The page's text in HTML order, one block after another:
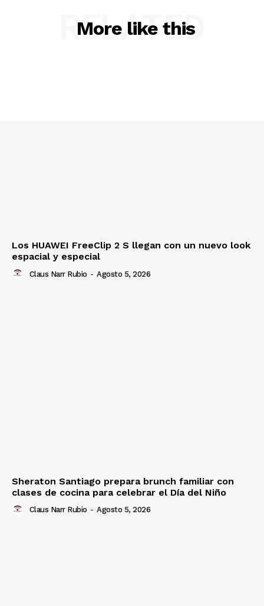
More like this
RELATED
Los HUAWEI FreeClip 2 S llegan con un nuevo look
espacial y especial
Claus Narr Rubio - Agosto 5, 2026
Sheraton Santiago prepara brunch familiar con
clases de cocina para celebrar el Día del Niño
Claus Narr Rubio - Agosto 5, 2026